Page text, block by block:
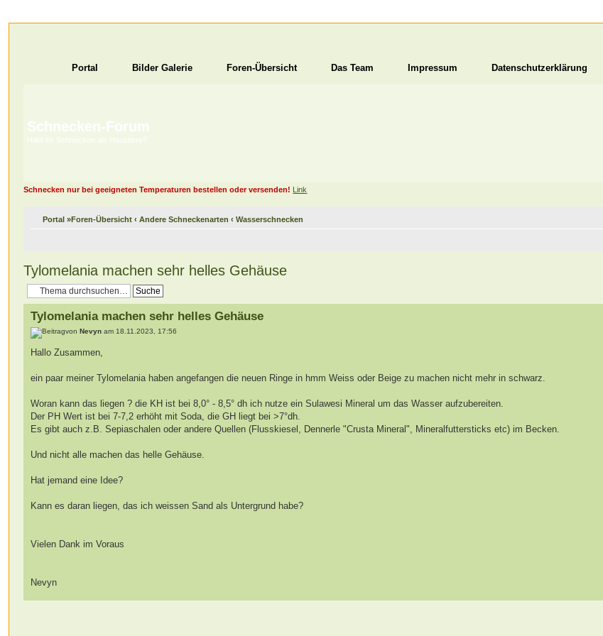
Portal Bilder Galerie Foren-Übersicht Das Team Impressum Datenschutzerklärung
Schnecken-Forum
Habt ihr Schnecken als Haustiere?
Schnecken nur bei geeigneten Temperaturen bestellen oder versenden! Link
Portal »Foren-Übersicht ‹ Andere Schneckenarten ‹ Wasserschnecken
Tylomelania machen sehr helles Gehäuse
Tylomelania machen sehr helles Gehäuse
vonNevyn am 18.11.2023, 17:56
Hallo Zusammen,
ein paar meiner Tylomelania haben angefangen die neuen Ringe in hmm Weiss oder Beige zu machen nicht mehr in schwarz.
Woran kann das liegen ? die KH ist bei 8,0° - 8,5° dh ich nutze ein Sulawesi Mineral um das Wasser aufzubereiten.
Der PH Wert ist bei 7-7,2 erhöht mit Soda, die GH liegt bei >7°dh.
Es gibt auch z.B. Sepiaschalen oder andere Quellen (Flusskiesel, Dennerle "Crusta Mineral", Mineralfuttersticks etc) im Becken.
Und nicht alle machen das helle Gehäuse.
Hat jemand eine Idee?
Kann es daran liegen, das ich weissen Sand als Untergrund habe?
Vielen Dank im Voraus
Nevyn